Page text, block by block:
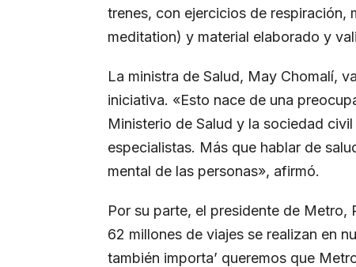
trenes, con ejercicios de respiración,
meditation) y material elaborado y
La ministra de Salud, May Chomalí,
iniciativa. «Esto nace de una
Ministerio de Salud y la sociedad
especialistas. Más que hablar de
mental de las personas», afirmó.
Por su parte, el presidente de Metro,
62 millones de viajes se realizan en
también importa’ queremos que